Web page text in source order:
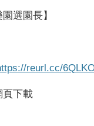
選園長】
reurl.cc/
頁下載